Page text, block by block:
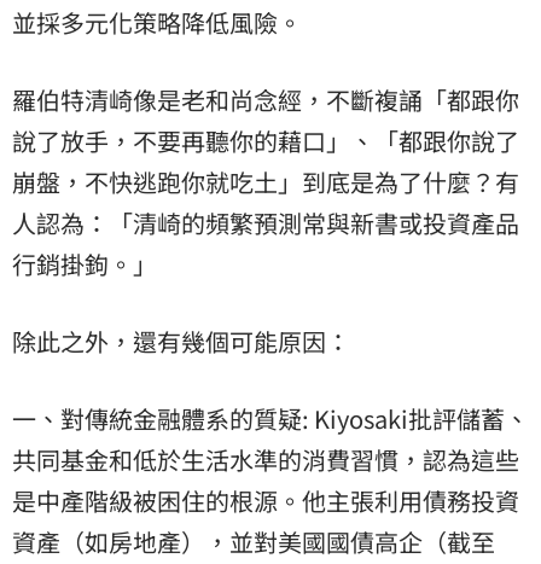
並採多元化策略降低風險。
羅伯特清崎像是老和尚念經，不斷複誦「都跟你
說了放手，不要再聽你的藉口」、「都跟你說了
崩盤，不快逃跑你就吃土」到底是為了什麼？有
人認為：「清崎的頻繁預測常與新書或投資產品
行銷掛鉤。」
除此之外，還有幾個可能原因：
一、對傳統金融體系的質疑: Kiyosaki批評儲蓄、
共同基金和低於生活水準的消費習慣，認為這些
是中產階級被困住的根源。他主張利用債務投資
資產（如房地產），並對美國國債高企（截至